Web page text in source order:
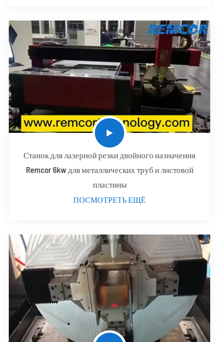
Станок для лазерной резки двойного назначения
Remcor 6kw для металлических труб и листовой
пластины
ПОСМОТРЕТЬ ЕЩЁ